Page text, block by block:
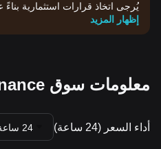
يُرجى اتخاذ قرارات استثمارية
إظهار المزيد
معلومات سوق Dego Finance
أداء السعر (24 ساعة) 24 ساعة